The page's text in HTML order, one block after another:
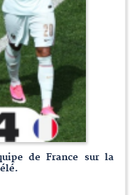
de France sur la